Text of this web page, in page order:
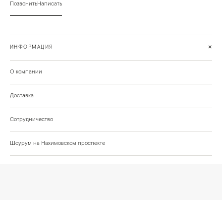
ПозвонитьНаписать
ИНФОРМАЦИЯ +
О компании
Доставка
Сотрудничество
Шоурум на Нахимовском проспекте